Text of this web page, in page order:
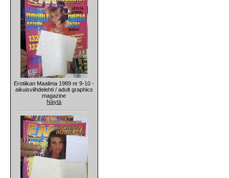
Erotiikan Maailma 1989 nr 9-10 -
aikuisviihdelehti / adult graphics
magazine
Näytä